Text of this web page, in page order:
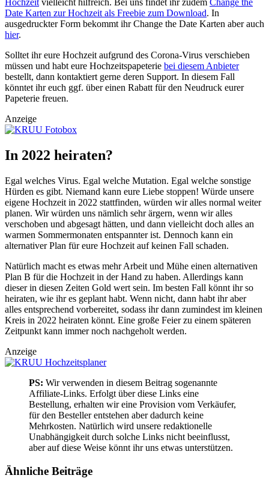
Hochzeit vielleicht hilfreich. Bei uns findet ihr zudem Change the
Date Karten zur Hochzeit als Freebie zum Download. In
ausgedruckter Form bekommt ihr Change the Date Karten aber auch
hier.
Solltet ihr eure Hochzeit aufgrund des Corona-Virus verschieben
müssen und habt eure Hochzeitspapeterie bei diesem Anbieter
bestellt, dann kontaktiert gerne deren Support. In diesem Fall
könntet ihr euch ggf. über einen Rabatt für den Neudruck eurer
Papeterie freuen.
Anzeige
In 2022 heiraten?
Egal welches Virus. Egal welche Mutation. Egal welche sonstige
Hürden es gibt. Niemand kann eure Liebe stoppen! Würde unsere
eigene Hochzeit in 2022 stattfinden, würden wir alles normal weiter
planen. Wir würden uns nämlich sehr ärgern, wenn wir alles
verschoben und abgesagt hätten, und dann vielleicht doch alles an
warmen Sommermonaten entspannter ist. Dennoch kann ein
alternativer Plan für eure Hochzeit auf keinen Fall schaden.
Natürlich macht es etwas mehr Arbeit und Mühe einen alternativen
Plan B für die Hochzeit in der Hand zu haben. Allerdings kann
dieser in diesen Zeiten Gold wert sein. Im besten Fall könnt ihr so
heiraten, wie ihr es geplant habt. Wenn nicht, dann habt ihr aber
alles entsprechend vorbereitet, sodass ihr dann zumindest im kleinen
Kreis in 2022 heiraten könnt. Eine große Feier zu einem späteren
Zeitpunkt kann immer noch nachgeholt werden.
Anzeige
PS: Wir verwenden in diesem Beitrag sogenannte
Affiliate-Links. Erfolgt über diese Links eine
Bestellung, erhalten wir eine Provision vom Verkäufer,
für den Besteller entstehen aber dadurch keine
Mehrkosten. Natürlich wird unsere redaktionelle
Unabhängigkeit durch solche Links nicht beeinflusst,
aber auf diese Weise könnt ihr uns etwas unterstützen.
Ähnliche Beiträge